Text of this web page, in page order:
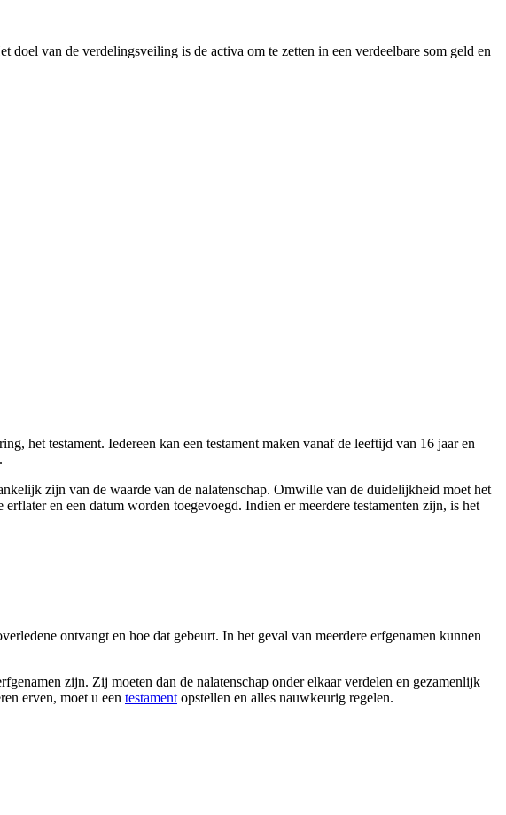
doel van de verdelingsveiling is de activa om te zetten in een verdeelbare som geld en
het testament. Iedereen kan een testament maken vanaf de leeftijd van 16 jaar en
zijn van de waarde van de nalatenschap. Omwille van de duidelijkheid moet het
en een datum worden toegevoegd. Indien er meerdere testamenten zijn, is het
ontvangt en hoe dat gebeurt. In het geval van meerdere erfgenamen kunnen
zijn. Zij moeten dan de nalatenschap onder elkaar verdelen en gezamenlijk
erven, moet u een testament opstellen en alles nauwkeurig regelen.